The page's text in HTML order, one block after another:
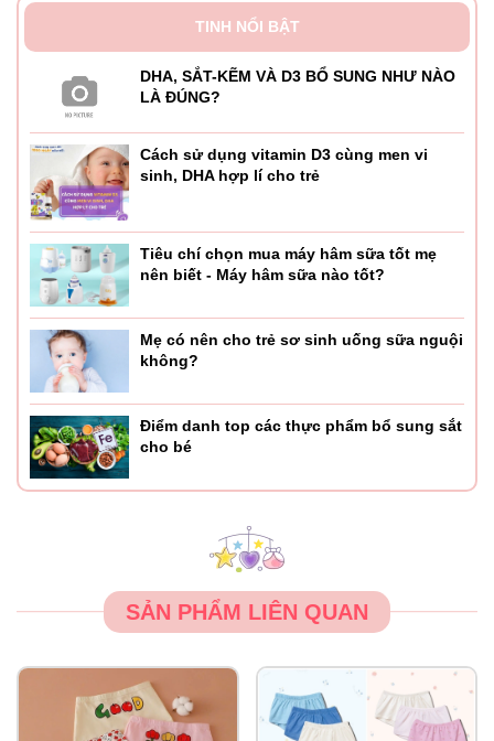
TINH NỔI BẬT
DHA, SẮT-KẼM VÀ D3 BỔ SUNG NHƯ NÀO
LÀ ĐÚNG?
Cách sử dụng vitamin D3 cùng men vi
sinh, DHA hợp lí cho trẻ
Tiêu chí chọn mua máy hâm sữa tốt mẹ
nên biết - Máy hâm sữa nào tốt?
Mẹ có nên cho trẻ sơ sinh uống sữa nguội
không?
Điểm danh top các thực phẩm bổ sung sắt
cho bé
SẢN PHẨM LIÊN QUAN